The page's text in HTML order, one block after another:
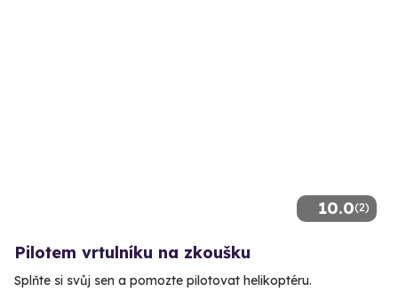
10.0(2)
Pilotem vrtulníku na zkoušku
Splňte si svůj sen a pomozte pilotovat helikoptéru.